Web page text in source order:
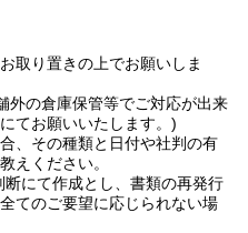
取り置きの上でお願いしま
外の倉庫保管等でご対応が出来
てお願いいたします。)
、その種類と日付や社判の有
えください。
にて作成とし、書類の再発行
てのご要望に応じられない場